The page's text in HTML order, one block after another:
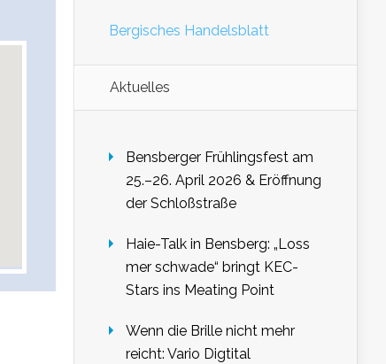
Bergisches Handelsblatt
Aktuelles
Bensberger Frühlingsfest am
25.–26. April 2026 & Eröffnung
der Schloßstraße
Haie-Talk in Bensberg: „Loss
mer schwade“ bringt KEC-
Stars ins Meating Point
Wenn die Brille nicht mehr
reicht: Vario Digtital